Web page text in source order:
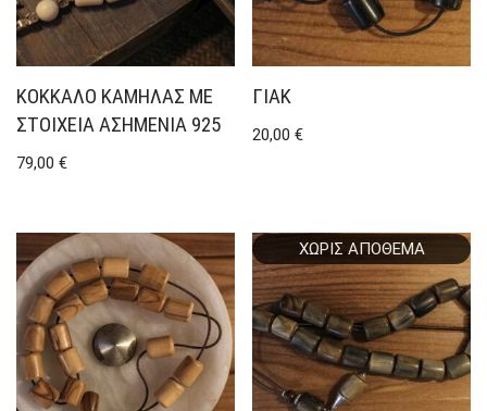
ΚΌΚΚΑΛΟ ΚΑΜΉΛΑΣ ΜΕ
ΣΤΟΙΧΕΊΑ ΑΣΗΜΈΝΙΑ 925
79,00 €
ΓΙΑΚ
20,00€
ΧΩΡΊΣ ΑΠΌΘΕΜΑ